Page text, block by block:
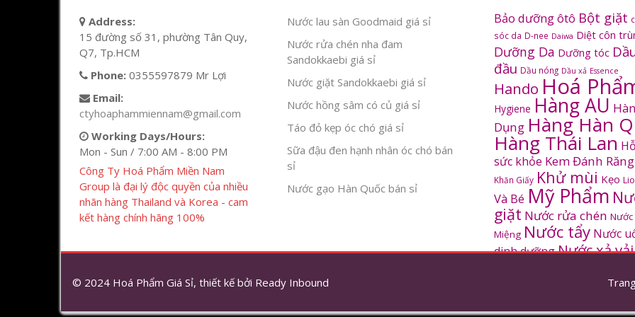
Address:
15 đường số 31, phường Tân Quy,
Q7, Tp.HCM
Phone: 0355597879 Mr Lợi
Email:
ctyhoaphammiennam@gmail.com
Working Days/Hours:
Mon - Sun / 7:00 AM - 8:00 PM
Công Ty Hoá Phẩm Miền Nam
Group là đại lý độc quyền của nhiều
nhãn hàng Thailand và Korea - cam
kết hàng chính hãng 100%
Nước lau sàn Goodmaid giá sỉ
Nước rửa chén nha đam
Sandokkaebi giá sỉ
Nước giặt Sandokkaebi giá sỉ
Nước hồng sâm có củ giá sỉ
Táo đỏ kẹp óc chó giá sỉ
Sữa đậu đen hạnh nhân óc chó bán
sỉ
Nước gạo Hàn Quốc bán sỉ
Bảo dưỡng ôtô Bột giặt
sóc da D-nee Daiwa Diệt côn
Dưỡng Da Dưỡng tóc
đầu Dầu nóng Dầu xả Essence
Hando Hoá
Hygiene Hàng AU
Dụng Hàng Hàn
Hàng Thái Lan
sức khỏe Kem Đánh Răng
Khăn Giấy Khử mùi Kẹo
Và Bé Mỹ Phẩm
giặt Nước rửa chén Nước
Miệng Nước tẩy Nước
dinh dưỡngNước xả vải
Sâm Hàn Quốc
© 2024 Hoá Phẩm Giá Sỉ, thiết kế bởi Ready Inbound